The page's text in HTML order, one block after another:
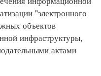
"электронного
объектов
инфраструктуры,
актами